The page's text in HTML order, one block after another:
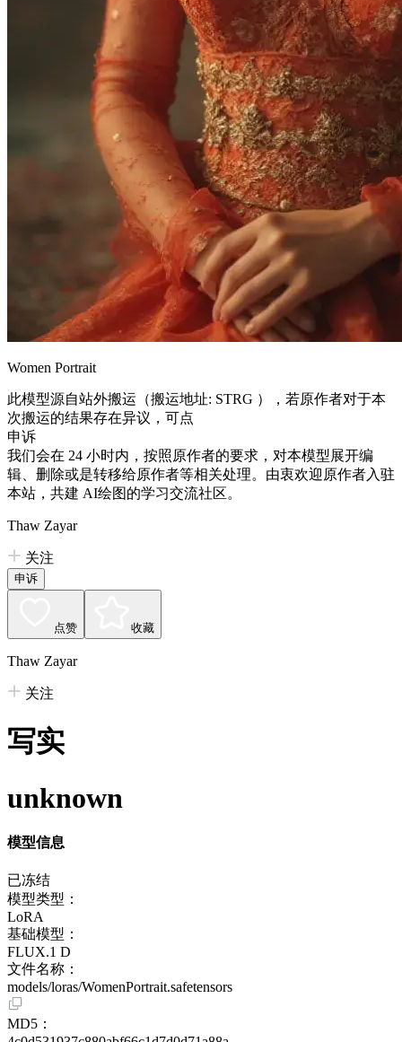
Women Portrait
此模型源自站外搬运（搬运地址: STRG ），若原作者对于本
次搬运的结果存在异议，可点
申诉
我们会在 24 小时内，按照原作者的要求，对本模型展开编
辑、删除或是转移给原作者等相关处理。由衷欢迎原作者入驻
本站，共建 AI绘图的学习交流社区。
Thaw Zayar
关注
申诉
点赞 收藏
Thaw Zayar
关注
写实
unknown
模型信息
已冻结
模型类型：
LoRA
基础模型：
FLUX.1 D
文件名称：
models/loras/WomenPortrait.safetensors
MD5：